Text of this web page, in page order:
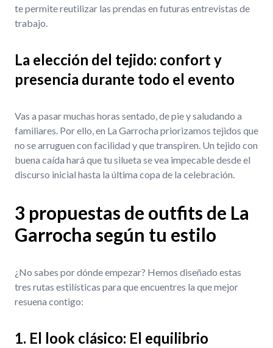
te permite reutilizar las prendas en futuras entrevistas de
trabajo.
La elección del tejido: confort y
presencia durante todo el evento
Vas a pasar muchas horas sentado, de pie y saludando a
familiares. Por ello, en La Garrocha priorizamos tejidos que
no se arruguen con facilidad y que transpiren. Un tejido con
buena caída hará que tu silueta se vea impecable desde el
discurso inicial hasta la última copa de la celebración.
3 propuestas de outfits de La
Garrocha según tu estilo
¿No sabes por dónde empezar? Hemos diseñado estas
tres rutas estilísticas para que encuentres la que mejor
resuena contigo:
1. El look clásico: El equilibrio